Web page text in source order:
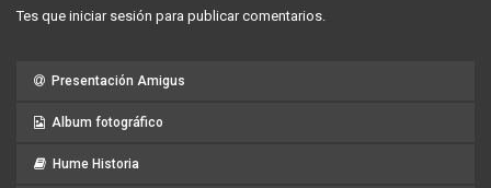
Tes que iniciar sesión para publicar comentarios.
Presentación Amigus
Album fotográfico
Hume Historia